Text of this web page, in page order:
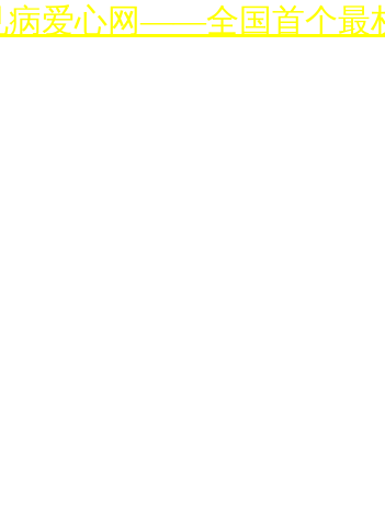
爱心网——全国首个最